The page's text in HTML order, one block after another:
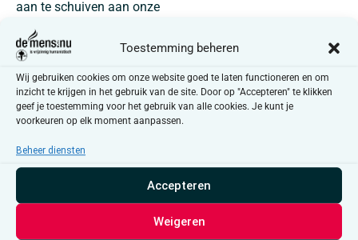
Toestemming beheren
Wij gebruiken cookies om onze website goed te laten functioneren en om
inzicht te krijgen in het gebruik van de site. Door op "Accepteren" te klikken
geef je toestemming voor het gebruik van alle cookies. Je kunt je
voorkeuren op elk moment aanpassen.
Beheer diensten
Accepteren
Weigeren
aan te schuiven aan onze
tafel. Niets moet, alles mag
gedeeld worden.
Wat kun je verwachten?Elke
week praten we over iets
anders. De ene keer staan
met ons gaat en delen we
ervaringen over mentaal
kletsen we honderduit over